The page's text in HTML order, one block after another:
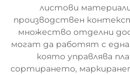
листови
производствен
множество отделни
могат да работят с една
която управлява
сортирането,